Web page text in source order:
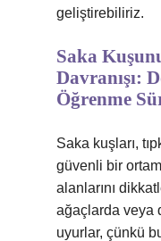
geliştirebiliriz.
Saka
Davranışı:
Öğrenme
Saka kuşları,
güvenli bir
alanlarını
ağaçlarda veya
uyurlar, çünkü